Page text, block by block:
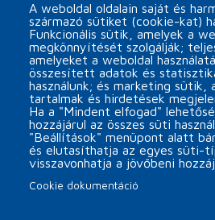
SOCO SYSTEM used roller
arrow_forward
A weboldal oldalain saját és
származó sütiket (cookie-kat)
Funkcionális sütik, amelyek a
megkönnyítését szolgálják;
amelyeket a weboldal
összesített adatok és
használunk; és marketing sütik,
tartalmak és hirdetések
Ha a "Mindent elfogad"
hozzájárul az összes süti
"Beállítások" menüpont alatt
és elutasíthatja az egyes süti-
visszavonhatja a jövőbeni
Cookie dokumentáció